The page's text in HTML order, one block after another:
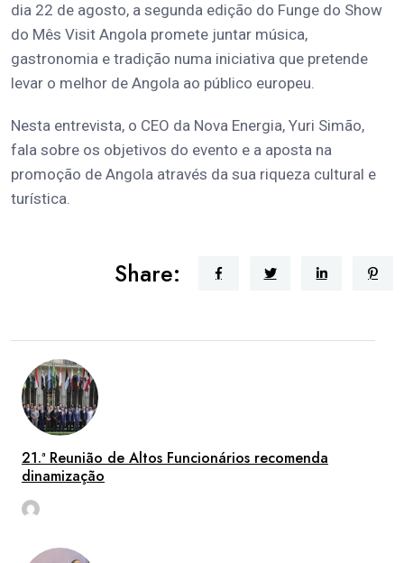
dia 22 de agosto, a segunda edição do Funge do Show
do Mês Visit Angola promete juntar música,
gastronomia e tradição numa iniciativa que pretende
levar o melhor de Angola ao público europeu.
Nesta entrevista, o CEO da Nova Energia, Yuri Simão,
fala sobre os objetivos do evento e a aposta na
promoção de Angola através da sua riqueza cultural e
turística.
Share:
21.ª Reunião de Altos Funcionários recomenda
dinamização